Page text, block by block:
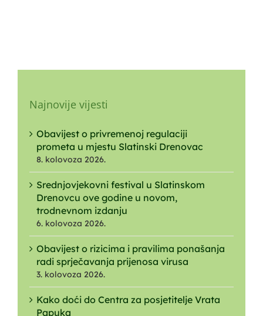
Najnovije vijesti
Obavijest o privremenoj regulaciji
prometa u mjestu Slatinski Drenovac
8. kolovoza 2026.
Srednjovjekovni festival u Slatinskom
Drenovcu ove godine u novom,
trodnevnom izdanju
6. kolovoza 2026.
Obavijest o rizicima i pravilima ponašanja
radi sprječavanja prijenosa virusa
3. kolovoza 2026.
Kako doći do Centra za posjetitelje Vrata
Papuka